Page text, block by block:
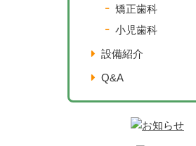
矯正歯科
小児歯科
設備紹介
Q&A